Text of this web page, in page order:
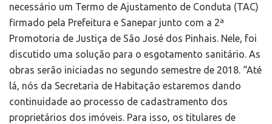
necessário um Termo de Ajustamento de Conduta (TAC)
firmado pela Prefeitura e Sanepar junto com a 2ª
Promotoria de Justiça de São José dos Pinhais. Nele, foi
discutido uma solução para o esgotamento sanitário. As
obras serão iniciadas no segundo semestre de 2018. “Até
lá, nós da Secretaria de Habitação estaremos dando
continuidade ao processo de cadastramento dos
proprietários dos imóveis. Para isso, os titulares de